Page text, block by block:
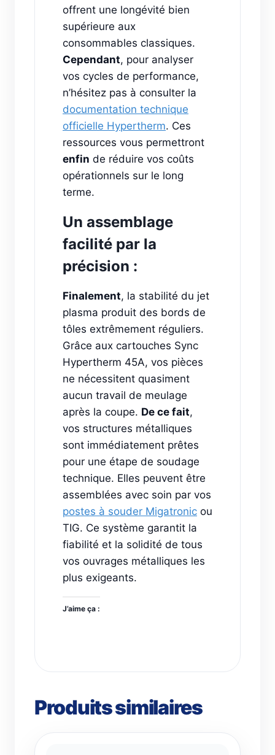
offrent une longévité bien
supérieure aux
consommables classiques.
Cependant, pour analyser
vos cycles de performance,
n’hésitez pas à consulter la
documentation technique
officielle Hypertherm. Ces
ressources vous permettront
enfin de réduire vos coûts
opérationnels sur le long
terme.
Un assemblage
facilité par la
précision :
Finalement, la stabilité du jet
plasma produit des bords de
tôles extrêmement réguliers.
Grâce aux cartouches Sync
Hypertherm 45A, vos pièces
ne nécessitent quasiment
aucun travail de meulage
après la coupe. De ce fait,
vos structures métalliques
sont immédiatement prêtes
pour une étape de soudage
technique. Elles peuvent être
assemblées avec soin par vos
postes à souder Migatronic ou
TIG. Ce système garantit la
fiabilité et la solidité de tous
vos ouvrages métalliques les
plus exigeants.
J’aime ça :
Produits similaires